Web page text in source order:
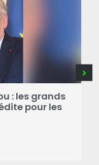
: les grands
pour les